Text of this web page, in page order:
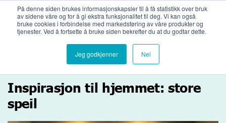
På denne siden brukes informasjonskapsler til å få statistikk over bruk
av sidene våre og for å gi ekstra funksjonalitet til deg. Vi kan også
bruke cookies i forbindelse med markedsføring av våre produkter og
tjenester. Ved å fortsette å bruke siden bekrefter du at du godtar dette.
Jeg godkjenner Nei
Bli medlemsbedriftLogg inn
Inspirasjon til hjemmet: store
speil